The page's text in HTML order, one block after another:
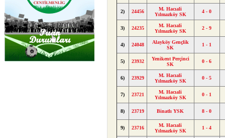
2) 24456
M. Hacıali
Yılmazköy SK
4 - 0
3) 24235
M. Hacıali
Yılmazköy SK
2 - 9
4) 24048
Alayköy Gençlik
SK
1 - 1
5) 23932
Yenikent Perçinci
SK
0 - 6
6) 23929
M. Hacıali
Yılmazköy SK
0 - 5
7) 23721
M. Hacıali
Yılmazköy SK
0 - 1
8) 23719 Binatlı YSK 8 - 0
9) 23716
M. Hacıali
Yılmazköy SK
1 - 4